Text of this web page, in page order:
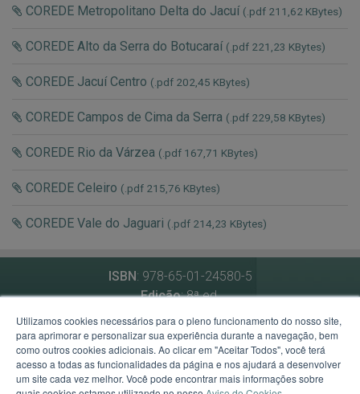
COREDE Metropolitano Delta do Jacuí (.pdf 211,62 KBytes)
COREDE Alto da Serra do Botucaraí (.pdf 221,23 KBytes)
COREDE Jacuí Centro (.pdf 202,45 KBytes)
COREDE Campos de Cima da Serra (.pdf 229,58 KBytes)
COREDE Rio da Várzea (.pdf 167,71 KBytes)
COREDE Celeiro (.pdf 215,76 KBytes)
COREDE Vale do Jaguari (.pdf 214,23 KBytes)
ISBN: 978-65-01-24580-5
Edição: 8ª ed.
Data de atualização
: novembro de 2024
Secretaria de Planejamento, Governança e Gestão
Av. Borges de Medeiros, 1501 - 21º andar - Porto Alegre -
Utilizamos cookies necessários para o pleno funcionamento do nosso site,
para aprimorar e personalizar sua experiência durante a navegação, bem
como outros cookies adicionais. Ao clicar em "Aceitar Todos", você terá
acesso a todas as funcionalidades da página e nos ajudará a desenvolver
um site cada vez melhor. Você pode encontrar mais informações sobre